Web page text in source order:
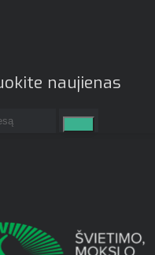
naujienas